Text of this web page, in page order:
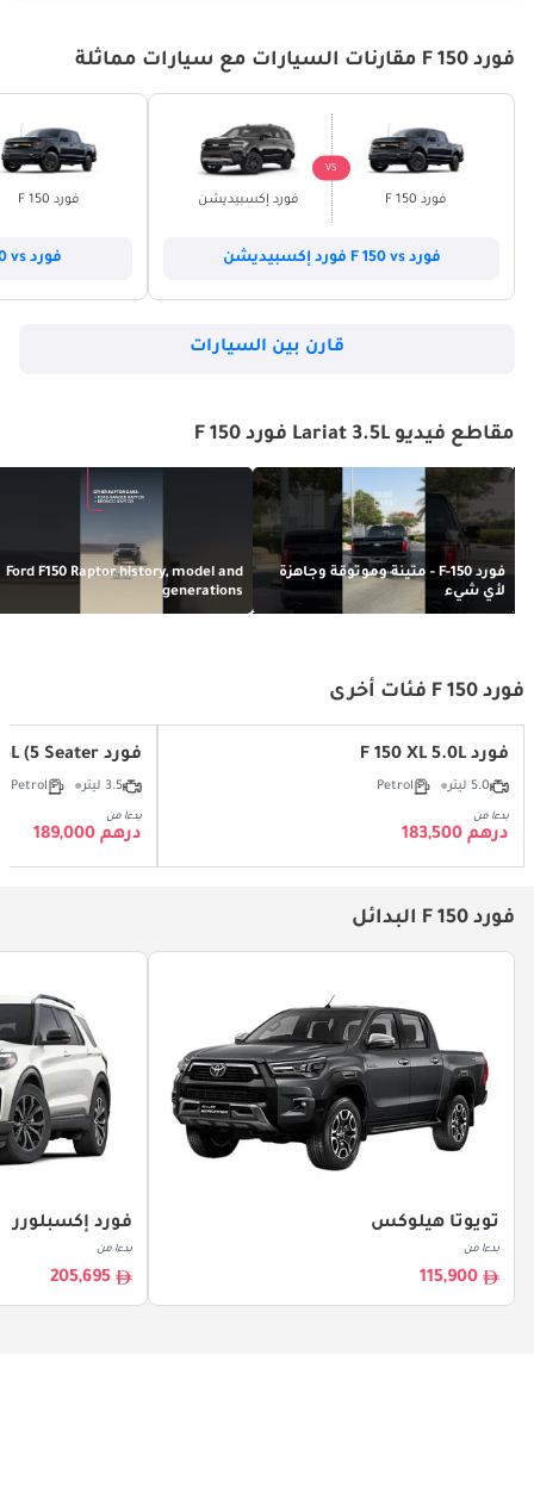
فورد F 150 مقارنات السيارات مع سيارات مماثلة
فورد F 150
VS
فورد إكسبيديشن
فورد F 150 vs فورد إكسبيديشن
فورد F 150
فورد F 150 vs فورد إكسبلورر
قارن بين السيارات
مقاطع فيديو Lariat 3.5L فورد F 150
فورد F-150 - متينة وموثوقة وجاهزة
لأي شيء
Ford F150 Raptor history, model and
generations
فورد F 150 فئات أخرى
فورد F 150 XL 5.0L
5.0 ليتر Petrol
بدءا من
درهم 183,500
فورد F 150 XLT 3.5L (5 Seater)
3.5 ليتر Petrol
بدءا من
درهم 189,000
فورد F 150 البدائل
تويوتا هيلوكس
بدءا من
115,900
فورد إكسبلورر
بدءا من
205,695